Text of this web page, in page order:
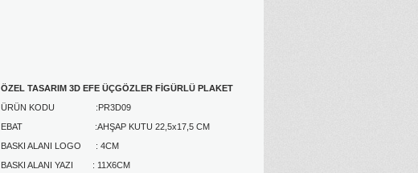
ÖZEL TASARIM 3D EFE ÜÇGÖZLER FİGÜRLÜ PLAKET
ÜRÜN KODU :PR3D09
EBAT :AHŞAP KUTU 22,5x17,5 CM
BASKI ALANI LOGO : 4CM
BASKI ALANI YAZI : 11X6CM